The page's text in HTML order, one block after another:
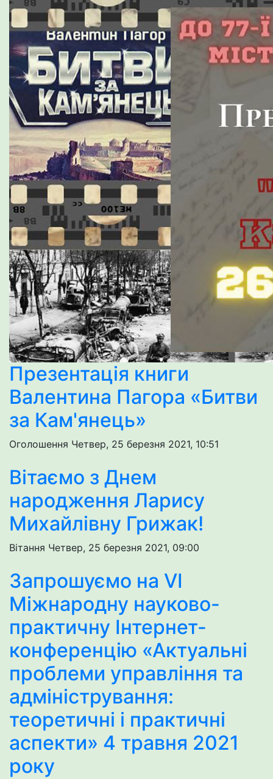
Презентація книги
Валентина Пагора «Битви
за Кам'янець»
Оголошення Четвер, 25 березня 2021, 10:51
Вітаємо з Днем
народження Ларису
Михайлівну Грижак!
Вітання Четвер, 25 березня 2021, 09:00
Запрошуємо на VІ
Міжнародну науково-
практичну Інтернет-
конференцію «Актуальні
проблеми управління та
адміністрування:
теоретичні і практичні
аспекти» 4 травня 2021
року